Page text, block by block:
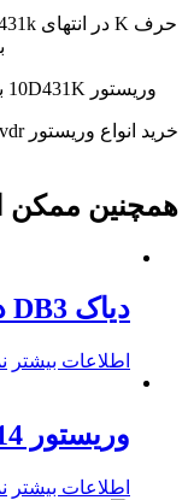
وریستور 10D431K با تحمل ولتاژ پیوسته 275VAC یا 350VDC
همچنین ممکن
دیاک DB3 دیود جریان متناوب
اطلاعات بیشتر
وریستور 14 میلیمتر VDR 14D221K
اطلاعات بیشتر